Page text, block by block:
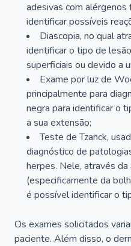
adesivas com
identificar possíveis
Diascopia, no qual
identificar o tipo de
superficiais ou devido a
Exame por luz de
principalmente para
negra para identificar o
a sua extensão;
Teste de Tzanck,
diagnóstico de
herpes. Nele, através da
(especificamente da
é possível identificar o
Os exames solicitados
paciente. Além disso, o